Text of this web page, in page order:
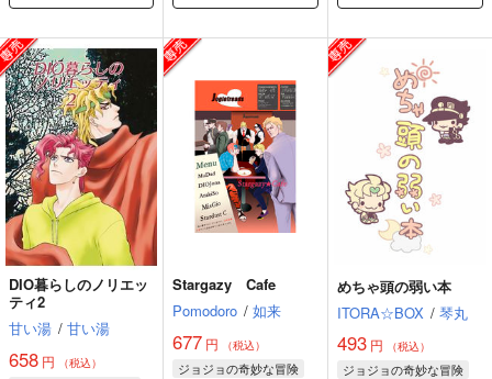
DIO暮らしのノリエッ
ティ2
甘い湯 / 甘い湯
658 円 （税込）
Stargazy Cafe
Pomodoro / 如来
677 円 （税込）
ジョジョの奇妙な冒険
めちゃ頭の弱い本
ITORA☆BOX / 琴丸
493円 （税込）
ジョジョの奇妙な冒険